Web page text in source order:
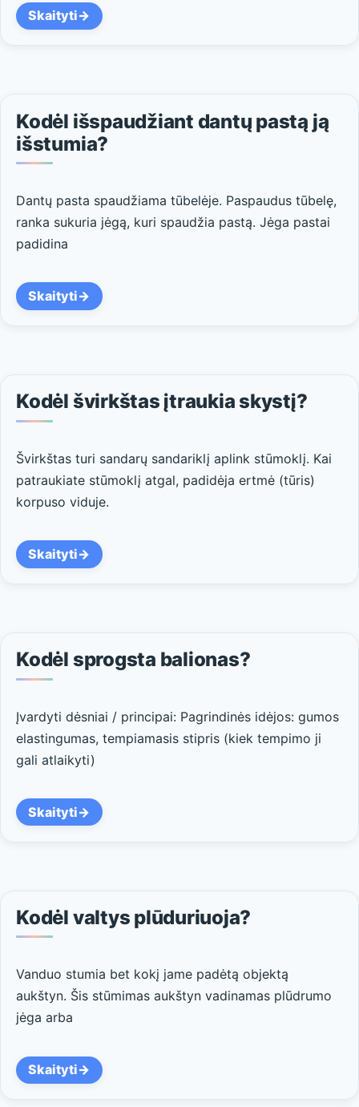
Skaityti
Kodėl išspaudžiant dantų pastą ją
išstumia?
Dantų pasta spaudžiama tūbelėje. Paspaudus tūbelę,
ranka sukuria jėgą, kuri spaudžia pastą. Jėga pastai
padidina
Skaityti
Kodėl švirkštas įtraukia skystį?
Švirkštas turi sandarų sandariklį aplink stūmoklį. Kai
patraukiate stūmoklį atgal, padidėja ertmė (tūris)
korpuso viduje.
Skaityti
Kodėl sprogsta balionas?
Įvardyti dėsniai / principai: Pagrindinės idėjos: gumos
elastingumas, tempiamasis stipris (kiek tempimo ji
gali atlaikyti)
Skaityti
Kodėl valtys plūduriuoja?
Vanduo stumia bet kokį jame padėtą ​​objektą
aukštyn. Šis stūmimas aukštyn vadinamas plūdrumo
jėga arba
Skaityti